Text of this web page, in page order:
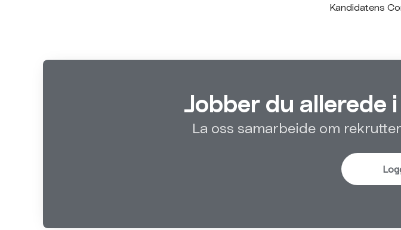
Kandidatens
Jobber du allerede
La oss samarbeide om